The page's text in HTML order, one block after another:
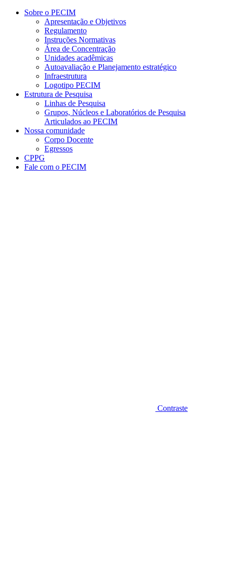
Conteúdo principal Menu principal
Sobre o PECIM
Apresentação e Objetivos
Regulamento
Instruções Normativas
Área de Concentração
Unidades acadêmicas
Autoavaliação e Planejamento estratégico
Infraestrutura
Logotipo PECIM
Estrutura de Pesquisa
Linhas de Pesquisa
Grupos, Núcleos e Laboratórios de Pesquisa
Articulados ao PECIM
Nossa comunidade
Corpo Docente
Egressos
CPPG
Fale com o PECIM
Contraste